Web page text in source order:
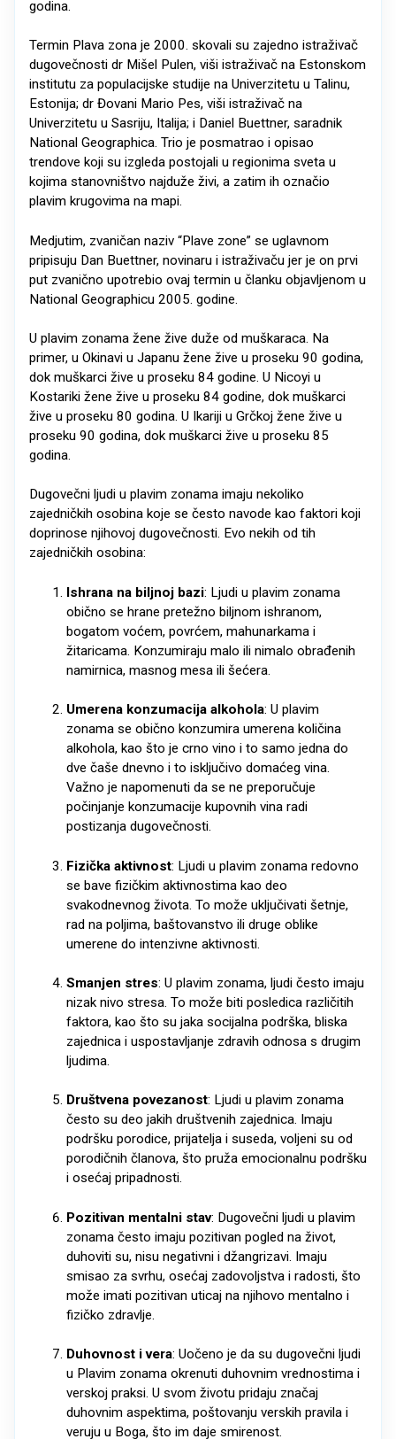
godina.
Termin Plava zona je 2000. skovali su zajedno istraživač
dugovečnosti dr Mišel Pulen, viši istraživač na Estonskom
institutu za populacijske studije na Univerzitetu u Talinu,
Estonija; dr Đovani Mario Pes, viši istraživač na
Univerzitetu u Sasriju, Italija; i Daniel Buettner, saradnik
National Geographica. Trio je posmatrao i opisao
trendove koji su izgleda postojali u regionima sveta u
kojima stanovništvo najduže živi, a zatim ih označio
plavim krugovima na mapi.
Medjutim, zvaničan naziv “Plave zone” se uglavnom
pripisuju Dan Buettner, novinaru i istraživaču jer je on prvi
put zvanično upotrebio ovaj termin u članku objavljenom u
National Geographicu 2005. godine.
U plavim zonama žene žive duže od muškaraca. Na
primer, u Okinavi u Japanu žene žive u proseku 90 godina,
dok muškarci žive u proseku 84 godine. U Nicoyi u
Kostariki žene žive u proseku 84 godine, dok muškarci
žive u proseku 80 godina. U Ikariji u Grčkoj žene žive u
proseku 90 godina, dok muškarci žive u proseku 85
godina.
Dugovečni ljudi u plavim zonama imaju nekoliko
zajedničkih osobina koje se često navode kao faktori koji
doprinose njihovoj dugovečnosti. Evo nekih od tih
zajedničkih osobina:
Ishrana na biljnoj bazi: Ljudi u plavim zonama
obično se hrane pretežno biljnom ishranom,
bogatom voćem, povrćem, mahunarkama i
žitaricama. Konzumiraju malo ili nimalo obrađenih
namirnica, masnog mesa ili šećera.
Umerena konzumacija alkohola: U plavim
zonama se obično konzumira umerena količina
alkohola, kao što je crno vino i to samo jedna do
dve čaše dnevno i to isključivo domaćeg vina.
Važno je napomenuti da se ne preporučuje
počinjanje konzumacije kupovnih vina radi
postizanja dugovečnosti.
Fizička aktivnost: Ljudi u plavim zonama redovno
se bave fizičkim aktivnostima kao deo
svakodnevnog života. To može uključivati šetnje,
rad na poljima, baštovanstvo ili druge oblike
umerene do intenzivne aktivnosti.
Smanjen stres: U plavim zonama, ljudi često imaju
nizak nivo stresa. To može biti posledica različitih
faktora, kao što su jaka socijalna podrška, bliska
zajednica i uspostavljanje zdravih odnosa s drugim
ljudima.
Društvena povezanost: Ljudi u plavim zonama
često su deo jakih društvenih zajednica. Imaju
podršku porodice, prijatelja i suseda, voljeni su od
porodičnih članova, što pruža emocionalnu podršku
i osećaj pripadnosti.
Pozitivan mentalni stav: Dugovečni ljudi u plavim
zonama često imaju pozitivan pogled na život,
duhoviti su, nisu negativni i džangrizavi. Imaju
smisao za svrhu, osećaj zadovoljstva i radosti, što
može imati pozitivan uticaj na njihovo mentalno i
fizičko zdravlje.
Duhovnost i vera: Uočeno je da su dugovečni ljudi
u Plavim zonama okrenuti duhovnim vrednostima i
verskoj praksi. U svom životu pridaju značaj
duhovnim aspektima, poštovanju verskih pravila i
veruju u Boga, što im daje smirenost.